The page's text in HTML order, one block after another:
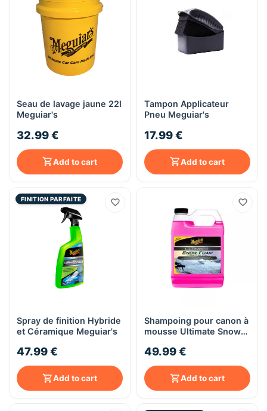
Seau de lavage jaune 22l
Meguiar's
32.99 €
Add to cart
Tampon Applicateur
Pneu Meguiar's
17.99 €
Add to cart
FINITION PARFAITE
Spray de finition Hybride
et Céramique Meguiar's
47.99 €
Add to cart
Shampoing pour canon à
mousse Ultimate Snow
49.99 €
Add to cart